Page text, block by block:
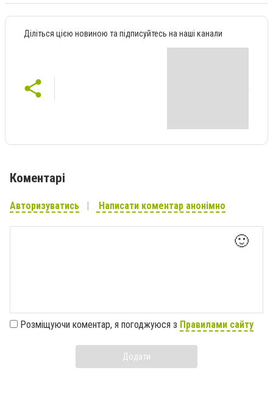
Діліться цією новиною та підписуйтесь на наші канали
Коментарі
Авторизуватись Написати коментар анонімно
🙂
Розміщуючи коментар, я погоджуюся з Правилами сайту
Додати